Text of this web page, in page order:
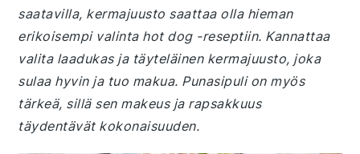
saatavilla, kermajuusto saattaa olla hieman
erikoisempi valinta hot dog -reseptiin. Kannattaa
valita laadukas ja täyteläinen kermajuusto, joka
sulaa hyvin ja tuo makua. Punasipuli on myös
tärkeä, sillä sen makeus ja rapsakkuus
täydentävät kokonaisuuden.